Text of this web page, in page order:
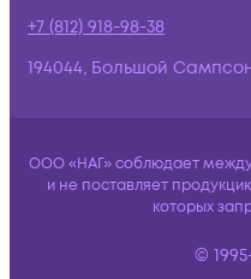
+7 (812) 918-98-38
194044, Большой
ООО «НАГ» соблюдает
и не поставляет
которых
©